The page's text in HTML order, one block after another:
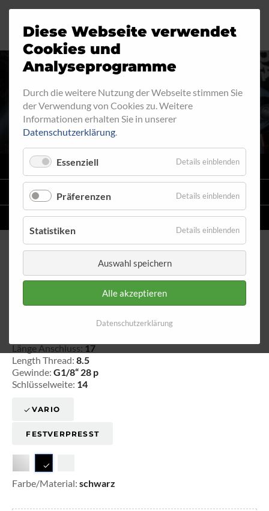
AUSSENGEWINDE - FEST 591
VARIO
STAHLFLEX -LEITUNGSKITS FÜR MOTORRÄDER
EINZELLEITUNGENNACH MASS
Aussengewinde - fest 591
Länge Anschluss: 17
Length Thread: 8.5
Gewinde: G1/8“ 28 p
Schlüsselweite: 14
VARIO
FESTVERPRESST
Farbe/Material: schwarz
Diese Webseite verwendet
Cookies und
Analyseprogramme
Durch die weitere Nutzung der Webseite stimmen Sie
der Verwendung von Cookies zu. Weitere
Informationen erhalten Sie in unserer
Datenschutzerklärung.
Essenziell Details einblenden
Präferenzen Details einblenden
Statistiken Details einblenden
Auswahl speichern
Alle akzeptieren
Datenschutzerklärung
Motorrad
Industrie
Automobil
Fahrrad
Ringfitting
Aussengewinde
Innengewinde
Hohlschrauben
Verteiler
Katalog
Jobs